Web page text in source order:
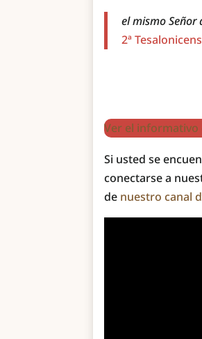
el mismo Señor
2ª
Ver el
Si usted se
conectarse a
de nuestro canal